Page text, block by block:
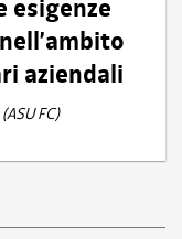
esigenze
aziendali
FC)